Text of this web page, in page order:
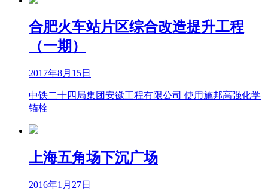
合肥火车站片区综合改造提升工程
（一期）
2017年8月15日
中铁二十四局集团安徽工程有限公司 使用施邦高强化学
锚栓
上海五角场下沉广场
2016年1月27日